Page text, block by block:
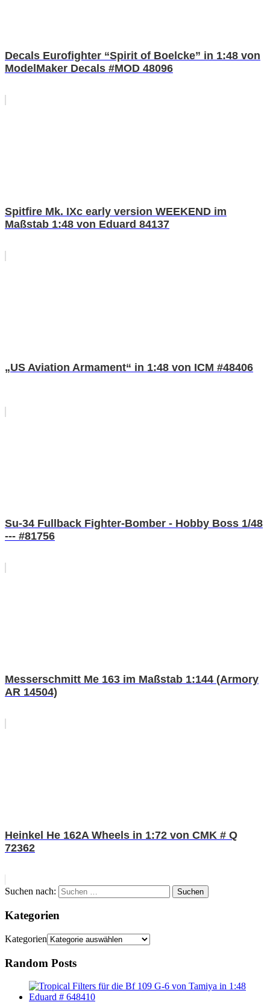
Decals Eurofighter “Spirit of Boelcke” in 1:48 von
ModelMaker Decals #MOD 48096
Spitfire Mk. IXc early version WEEKEND im
Maßstab 1:48 von Eduard 84137
„US Aviation Armament“ in 1:48 von ICM #48406
Su-34 Fullback Fighter-Bomber - Hobby Boss 1/48
--- #81756
Messerschmitt Me 163 im Maßstab 1:144 (Armory
AR 14504)
Heinkel He 162A Wheels in 1:72 von CMK # Q
72362
Suchen nach: Suchen
Kategorien
Kategorien
Random Posts